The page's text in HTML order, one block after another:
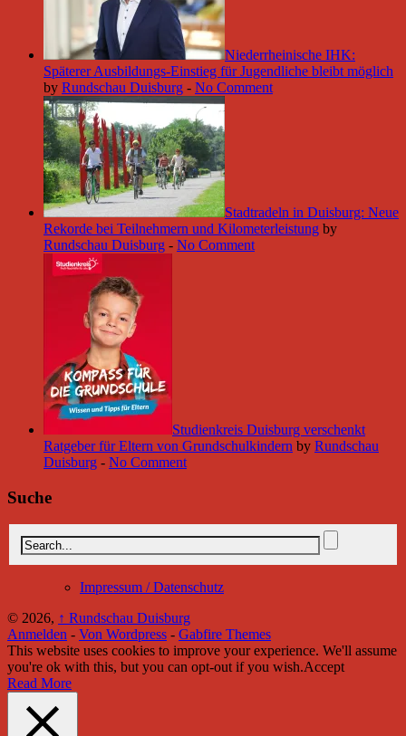
Niederrheinische IHK:
Späterer Ausbildungs-Einstieg für Jugendliche bleibt möglich
by Rundschau Duisburg - No Comment
Stadtradeln in Duisburg: Neue
Rekorde bei Teilnehmern und Kilometerleistung by
Rundschau Duisburg - No Comment
Studienkreis Duisburg verschenkt
Ratgeber für Eltern von Grundschulkindern by Rundschau
Duisburg - No Comment
Suche
Impressum / Datenschutz
© 2026, ↑ Rundschau Duisburg
Anmelden - Von Wordpress - Gabfire Themes
This website uses cookies to improve your experience. We'll assume
you're ok with this, but you can opt-out if you wish.Accept
Read More